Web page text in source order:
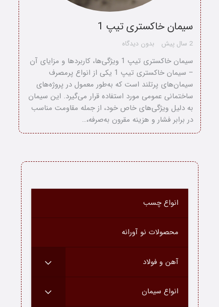
خانه
درباره ما
ارتباط با ما
دسته محصولات
بلاگ
سیمان خاکستری تیپ 1
2 سال پیش بدون دیدگاه
سیمان خاکستری تیپ 1 ویژگی‌ها، کاربردها و مزایای آن
– سیمان خاکستری تیپ 1 یکی از انواع پرمصرف
سیمان‌های پرتلند است که به‌طور معمول در پروژه‌های
ساختمانی عمومی مورد استفاده قرار می‌گیرد. این سیمان
به دلیل ویژگی‌های خاص خود، از جمله مقاومت مناسب
در برابر فشار و هزینه مقرون به‌صرفه،…
انواع چسب
محصولات نو آورانه
آهن و فولاد
انواع سیمان